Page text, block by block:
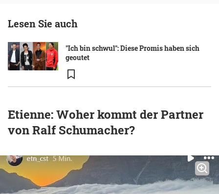
Lesen Sie auch
"Ich bin schwul": Diese Promis haben sich
geoutet
Etienne: Woher kommt der Partner
von Ralf Schumacher?